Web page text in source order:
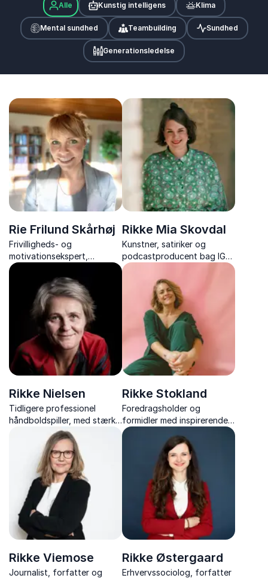
Alle Kunstig intelligens Klima
Mental sundhed Teambuilding Sundhed
Generationsledelse
Rie Frilund Skårhøj
Frivilligheds- og
motivationsekspert,
sociolog og forfatter, med
over 20 års erfaring med
frivillige og ledelse.
Rikke Mia Skovdal
Kunstner, satiriker og
podcastproducent bag IG-
kontoen “rikkemiaskovdal”,
med refleksioner til et liv
med fokus, trivsel og mental
bæredygtighed.
Rikke Nielsen
Tidligere professionel
håndboldspiller, med stærke
fortællinger om modgang,
håb og inklusion gennem
Rikke Stokland
Foredragsholder og
formidler med inspirerende
foredrag om trivsel,
præstationspres, relationer
og modet til at være sig
Rikke Viemose
Journalist, forfatter og
Rikke Østergaard
Erhvervssociolog, forfatter